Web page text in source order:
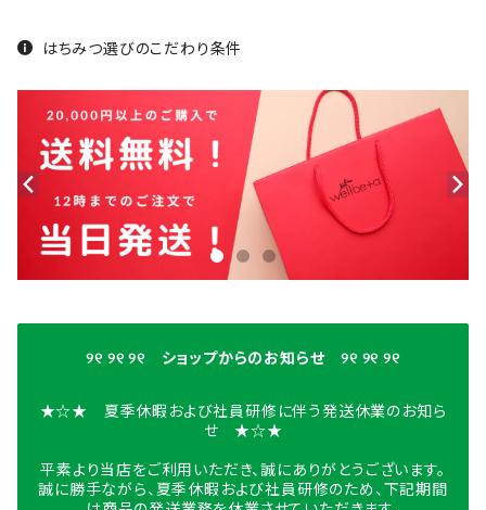
はちみつ選びのこだわり条件
୨୧ ୨୧ ୨୧ ショップからのお知らせ ୨୧ ୨୧ ୨୧
★☆★ 夏季休暇および社員研修に伴う発送休業のお知ら
せ ★☆★
平素より当店をご利用いただき、誠にありがとうございます。
誠に勝手ながら、夏季休暇および社員研修のため、下記期間